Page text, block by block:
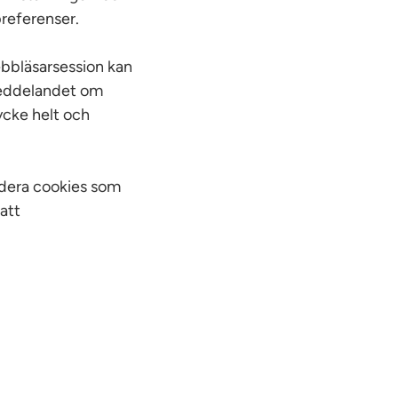
kan
om
helt och
cookies som